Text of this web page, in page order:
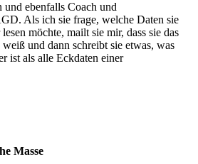
ebenfalls Coach und
Als ich sie frage, welche Daten sie
möchte, mailt sie mir, dass sie das
und dann schreibt sie etwas, was
ist als alle Eckdaten einer
Masse